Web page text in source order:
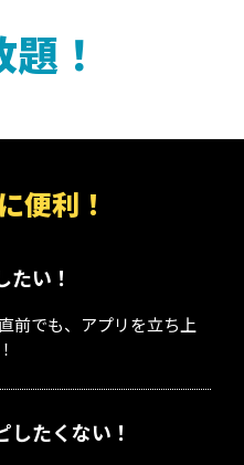
！
便利！
たい！
前でも、アプリを立ち上
たくない！